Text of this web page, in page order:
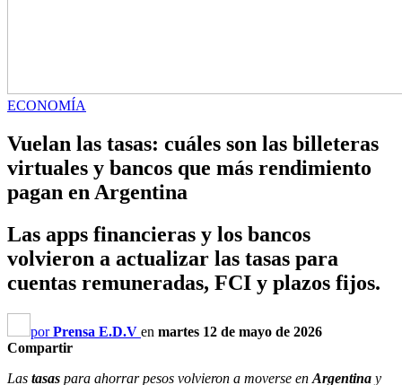
ECONOMÍA
Vuelan las tasas: cuáles son las billeteras
virtuales y bancos que más rendimiento
pagan en Argentina
Las apps financieras y los bancos
volvieron a actualizar las tasas para
cuentas remuneradas, FCI y plazos fijos.
porPrensa E.D.V en martes 12 de mayo de 2026
Compartir
Las tasas para ahorrar pesos volvieron a moverse en Argentina y